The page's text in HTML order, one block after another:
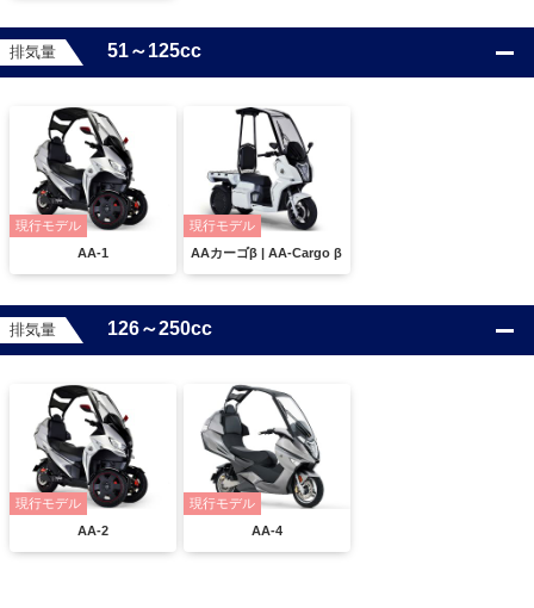
排気量 51～125cc
AA-1
現行モデル
AAカーゴβ | AA-Cargo β
現行モデル
排気量 126～250cc
AA-2
現行モデル
AA-4
現行モデル